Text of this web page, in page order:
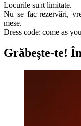
Locurile sunt limitate.
Nu se fac rezervări,
mese.
Dress code: come as
Grăbește-te!